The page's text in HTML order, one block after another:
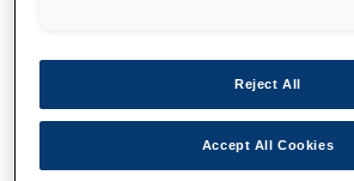
Reject All
Accept All Cookies